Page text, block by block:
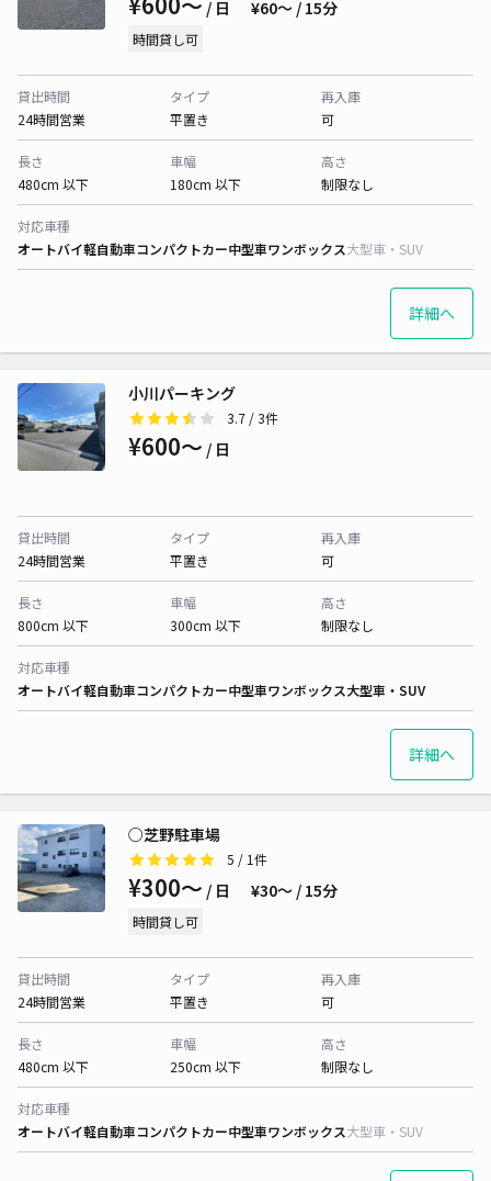
/ 日 ¥60〜 / 15分
時間貸し可
貸出時間
24時間営業
タイプ
平置き
再入庫
可
長さ
480cm 以下
車幅
180cm 以下
高さ
制限なし
対応車種
オートバイ軽自動車コンパクトカー中型車ワンボックス大型車・SUV
詳細へ
小川パーキング
3.7 / 3件
¥600〜 / 日
貸出時間
24時間営業
タイプ
平置き
再入庫
可
長さ
800cm 以下
車幅
300cm 以下
高さ
制限なし
対応車種
オートバイ軽自動車コンパクトカー中型車ワンボックス大型車・SUV
詳細へ
○芝野駐車場
5 / 1件
¥300〜 / 日 ¥30〜 / 15分
時間貸し可
貸出時間
24時間営業
タイプ
平置き
再入庫
可
長さ
480cm 以下
車幅
250cm 以下
高さ
制限なし
対応車種
オートバイ軽自動車コンパクトカー中型車ワンボックス大型車・SUV